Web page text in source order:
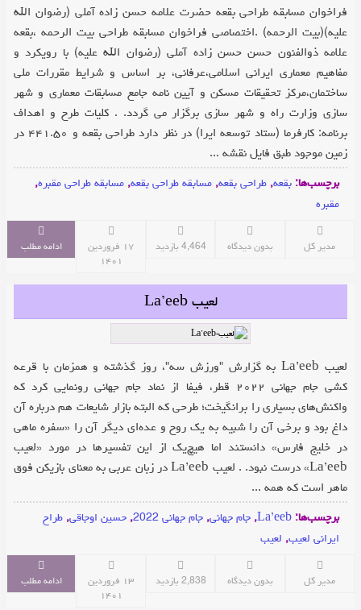
فراخوان مسابقه طراحی بقعه حضرت علامه حسن زاده آملی (رضوان الله
علیه)(بیت الرحمه) .اختصاصی فراخوان مسابقه طراحی بیت الرحمه ،بقعه
علامه ذوالفنون حسن حسن زاده آملی (رضوان الله علیه) با رویکرد و
مفاهیم معماری ایرانی اسلامی،عرفانی، بر اساس و شرایط مقررات ملی
ساختمان،مرکز تحقیقات مسکن و آیین نامه جامع مسابقات معماری و شهر
سازی وزارت راه و شهر سازی برگزار می گردد. . کلیات طرح و اهداف
برنامه: کارفرما (ستاد توسعه ایرا) در نظر دارد طراحی بقعه و ۴۴۱.۵۰ در
زمین موجود طبق فایل نقشه ...
برچسب‌ها:بقعه,طراحی بقعه,مسابقه طراحی بقعه,مسابقه طراحی مقبره,
مقبره
مدیر کل بدون دیدگاه 4,464 بازدید ۱۷ فروردین
۱۴۰۱
ادامه مطلب
لعیب La’eeb
لعیب La’eeb به گزارش "ورزش سه"، روز گذشته و همزمان با قرعه
کشی جام جهانی ۲۰۲۲ قطر، فیفا از نماد جام جهانی رونمایی کرد که
واکنش‌های بسیاری را برانگیخت؛ طرحی که البته بازار شایعات هم درباره آن
داغ بود و برخی آن را شبیه به یک روح و عده‌ای دیگر آن را «سفره ماهی
در خلیج فارس» دانستند اما هیچ‌یک از این تفسیرها در مورد «لعیب
La’eeb» درست نبود. . لعیب La’eeb در زبان عربی به معنای بازیکن فوق
ماهر است که همه ...
برچسب‌ها:La’eeb
,جام جهانی,جام جهانی 2022 ,حسین اوجاقی,طراح
ایرانی لعیب, لعیب
مدیر کل بدون دیدگاه 2,838 بازدید ۱۳ فروردین
۱۴۰۱
ادامه مطلب